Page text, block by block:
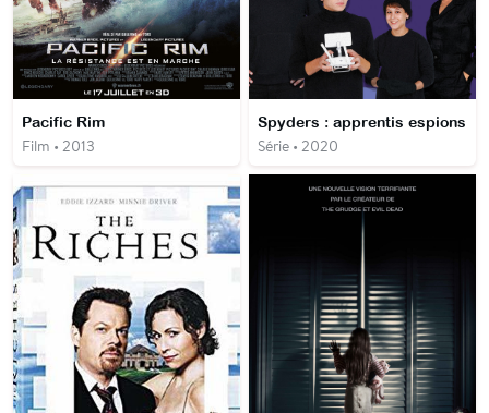
Pacific Rim
Film • 2013
Spyders : apprentis espions
Série • 2020